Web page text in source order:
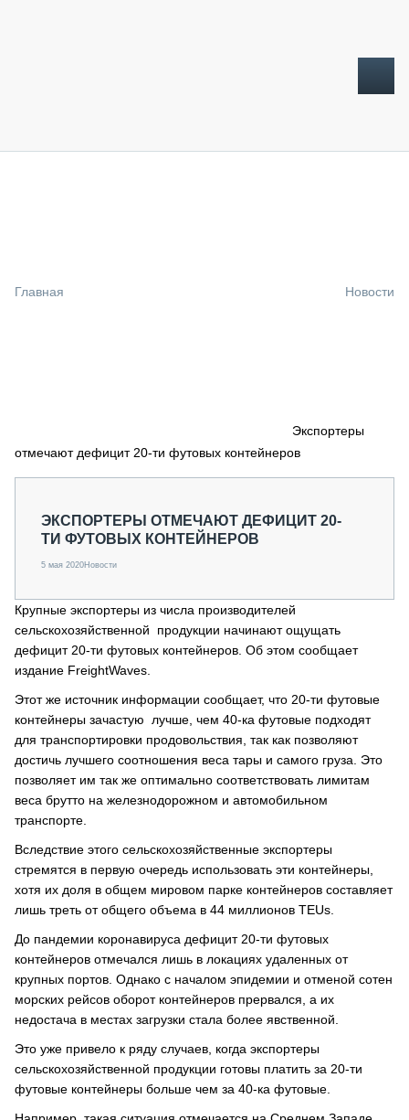
СПЕЦПРОЕКТЫ
О ПРОЕКТЕ
Главная Новости
Экспортеры
отмечают дефицит 20-ти футовых контейнеров
ЭКСПОРТЕРЫ ОТМЕЧАЮТ ДЕФИЦИТ 20-
ТИ ФУТОВЫХ КОНТЕЙНЕРОВ
5 мая 2020Новости
Крупные экспортеры из числа производителей
сельскохозяйственной продукции начинают ощущать
дефицит 20-ти футовых контейнеров. Об этом сообщает
издание FreightWaves.
Этот же источник информации сообщает, что 20-ти футовые
контейнеры зачастую лучше, чем 40-ка футовые подходят
для транспортировки продовольствия, так как позволяют
достичь лучшего соотношения веса тары и самого груза. Это
позволяет им так же оптимально соответствовать лимитам
веса брутто на железнодорожном и автомобильном
транспорте.
Вследствие этого сельскохозяйственные экспортеры
стремятся в первую очередь использовать эти контейнеры,
хотя их доля в общем мировом парке контейнеров составляет
лишь треть от общего объема в 44 миллионов TEUs.
До пандемии коронавируса дефицит 20-ти футовых
контейнеров отмечался лишь в локациях удаленных от
крупных портов. Однако с началом эпидемии и отменой сотен
морских рейсов оборот контейнеров прервался, а их
недостача в местах загрузки стала более явственной.
Это уже привело к ряду случаев, когда экспортеры
сельскохозяйственной продукции готовы платить за 20-ти
футовые контейнеры больше чем за 40-ка футовые.